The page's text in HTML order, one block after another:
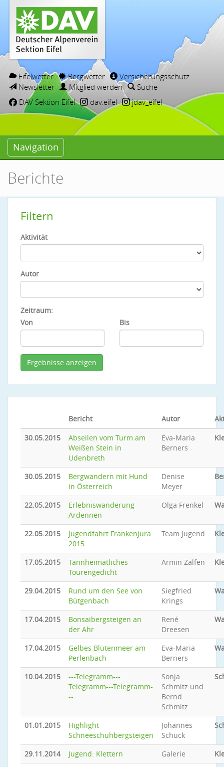
Eifelwetter Bergwetter
Versicherungsschutz
Newsletter
Mitglied werden
Suche
DAV Sektion Eifel
dav.eifel jdav_eifel
Navigation
Berichte
Filtern
Aktivität
Autor
Zeitraum:
Von
Bis
Bericht Autor
30.05.2015
Abseilen vom Turm am
Weißen Stein in
Udenbreth
Eva-Maria
Berners
30.05.2015
Bergwandern mit Hund
in Österreich
Denise
Meyer
22.05.2015
Erlebniswanderung
Ardennen
Olga Frenkel
22.05.2015
Jugendfahrt Frankenjura
2015
Team Jugend
17.05.2015
Tannheimatliches
Tourengedicht
Armin Zalfen
29.04.2015
Rund um den See von
Bütgenbach
Siegfried
Krings
17.04.2015
Bonsaibergsteigen an
der Ahr
René
Dreesen
17.04.2015
Gelbes Blütenmeer am
Perlenbach
Eva-Maria
Berners
10.04.2015
---Telegramm---
Telegramm---Telegramm-
--
Sonja
Schmitz und
Bernd
Schmitz
01.01.2015
Highlight
Schneeschuhbergsteigen
Johannes
Schuck
29.11.2014 Jugend: Klettern Galerie